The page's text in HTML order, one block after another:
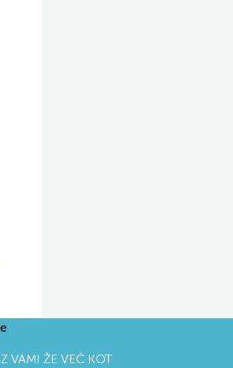
Z VAMI ŽE VEČ KOT